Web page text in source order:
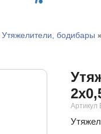
Утяжелители, бодибары
Артикул